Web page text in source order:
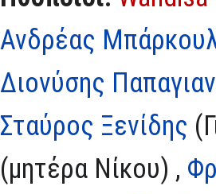
Ανδρέας
Διονύσης
Σταύρος Ξενίδης
(μητέρα Νίκου) ,